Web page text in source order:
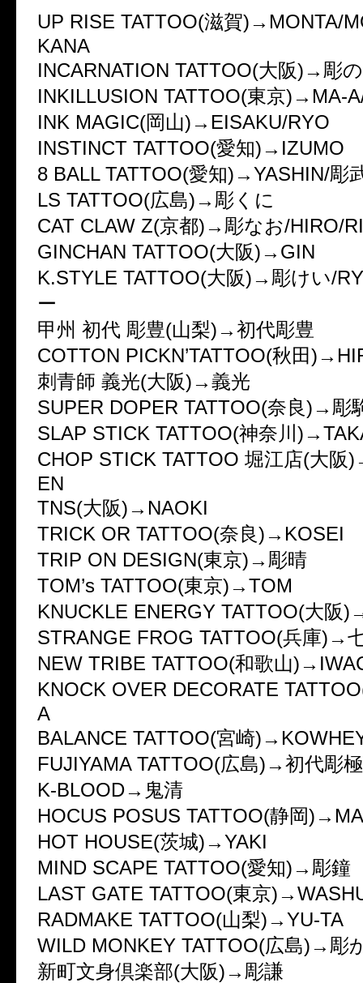
UP RISE TATTOO(滋賀)→MONTA/
KANA
INCARNATION TATTOO(大阪)→彫
INKILLUSION TATTOO(東京)→MA-
INK MAGIC(岡山)→EISAKU/RYO
INSTINCT TATTOO(愛知)→IZUMO
8 BALL TATTOO(愛知)→YASHIN/彫
LS TATTOO(広島)→彫くに
CAT CLAW Z(京都)→彫なお/HIRO/
GINCHAN TATTOO(大阪)→GIN
K.STYLE TATTOO(大阪)→彫けい/
ー
甲州 初代 彫豊(山梨)→初代彫豊
COTTON PICKN’TATTOO(秋田
刺青師 義光(大阪)→義光
SUPER DOPER TATTOO(奈良)→彫
SLAP STICK TATTOO(神奈川
CHOP STICK TATTOO 堀江店(大阪
EN
TNS(大阪)→NAOKI
TRICK OR TATTOO(奈良)→KOSEI
TRIP ON DESIGN(東京)→彫晴
TOM’s TATTOO(東京)→TOM
KNUCKLE ENERGY TATTOO(大阪
STRANGE FROG TATTOO(兵庫)→
NEW TRIBE TATTOO(和歌山
KNOCK OVER DECORATE
A
BALANCE TATTOO(宮崎
FUJIYAMA TATTOO(広島)→初代彫
K-BLOOD→鬼清
HOCUS POSUS TATTOO(静岡
HOT HOUSE(茨城)→YAKI
MIND SCAPE TATTOO(愛知)→彫鐘
LAST GATE TATTOO(東京
RADMAKE TATTOO(山梨)→YU-TA
WILD MONKEY TATTOO(広島)→彫
新町文身倶楽部(大阪)→彫謙